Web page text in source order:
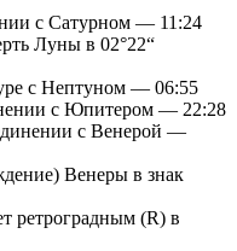
с Сатурном — 11:24
Луны в 02°22“
с Нептуном — 06:55
с Юпитером — 22:28
с Венерой —
Венеры в знак
ретроградным (R) в